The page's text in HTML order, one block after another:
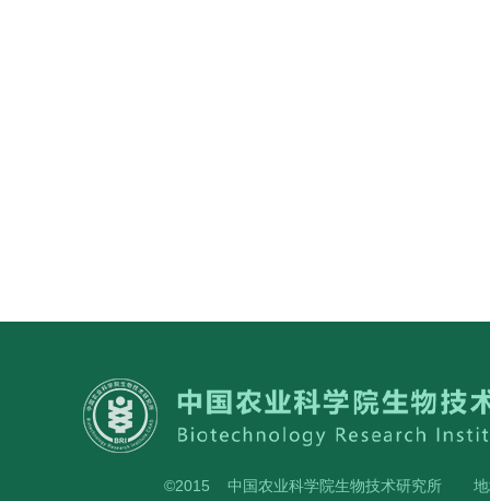
©2015 中国农业科学院生物技术研究所